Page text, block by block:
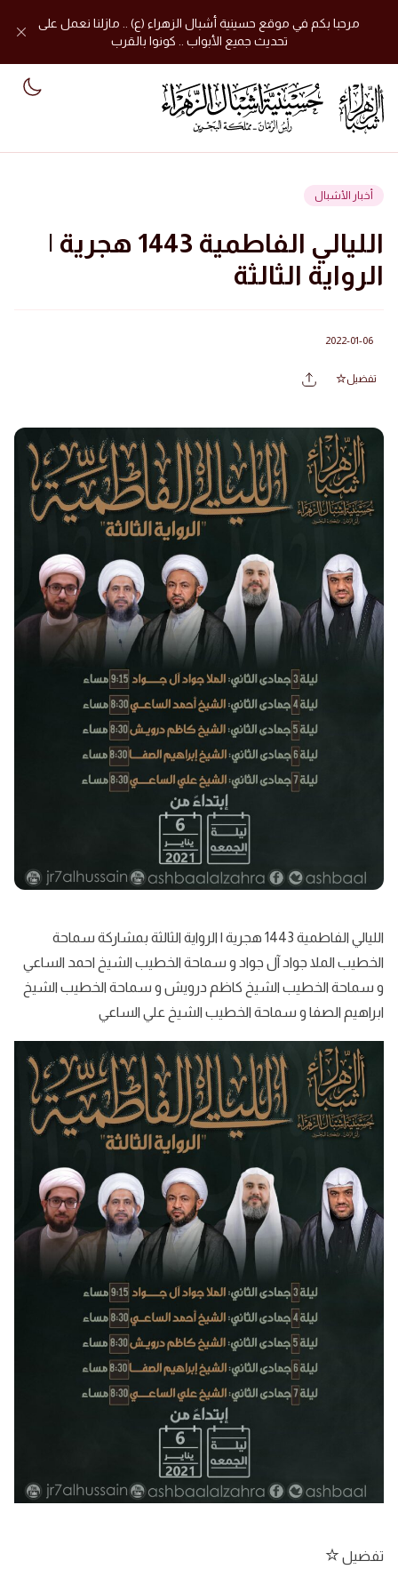
مرحبا بكم في موقع حسينية أشبال الزهراء (ع) .. مازلنا نعمل على
تحديث جميع الأبواب .. كونوا بالقرب
أخبار الأشبال
الليالي الفاطمية 1443 هجرية |
الرواية الثالثة
2022-01-06
تفضيل
الليالي الفاطمية 1443 هجرية | الرواية الثالثة بمشاركة سماحة
الخطيب الملا جواد آل جواد و سماحة الخطيب الشيخ احمد الساعي
و سماحة الخطيب الشيخ كاظم درويش و سماحة الخطيب الشيخ
ابراهيم الصفا و سماحة الخطيب الشيخ علي الساعي
تفضيل